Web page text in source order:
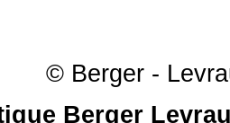
© Berger -
Berger